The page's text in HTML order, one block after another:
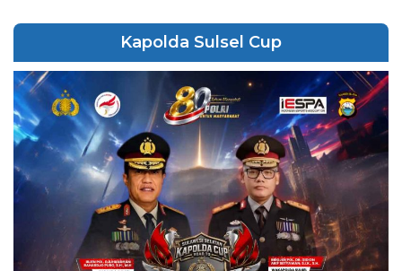
Kapolda Sulsel Cup